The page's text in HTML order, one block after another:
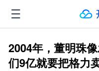
2004年，董明珠
们9亿就要把格力